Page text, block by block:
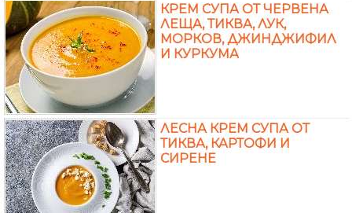
КРЕМ СУПА ОТ ЧЕРВЕНА
ЛЕЩА, ТИКВА, ЛУК,
МОРКОВ, ДЖИНДЖИФИЛ
И КУРКУМА
ЛЕСНА КРЕМ СУПА ОТ
ТИКВА, КАРТОФИ И
СИРЕНЕ